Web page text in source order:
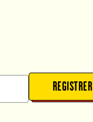
REGISTRER